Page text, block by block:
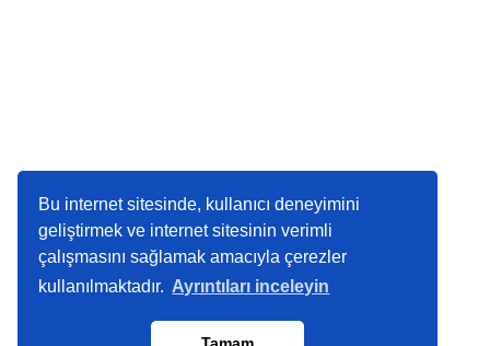
Bu internet sitesinde, kullanıcı deneyimini
geliştirmek ve internet sitesinin verimli
çalışmasını sağlamak amacıyla çerezler
kullanılmaktadır. Ayrıntıları inceleyin